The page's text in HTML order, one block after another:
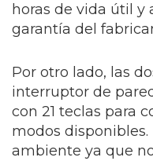
horas de vida útil y
garantía del
Por otro lado, las
interruptor de
con 21 teclas para
modos
ambiente ya que